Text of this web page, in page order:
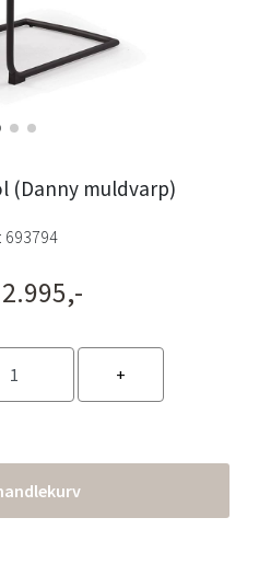
(Danny muldvarp)
693794